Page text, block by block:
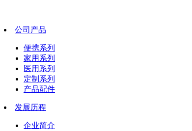
公司产品
便携系列
家用系列
医用系列
定制系列
产品配件
发展历程
企业简介